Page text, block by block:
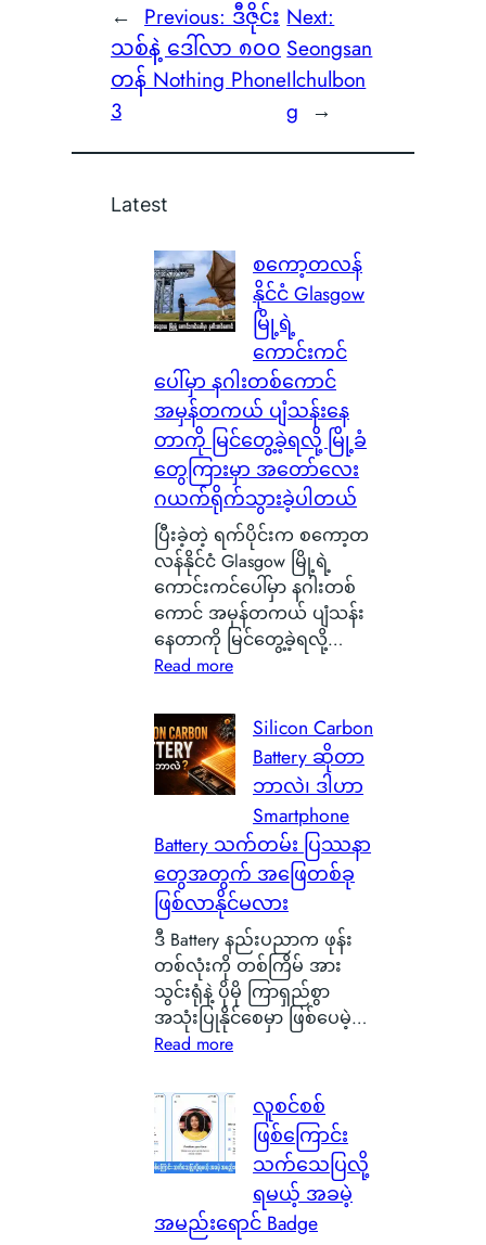
← Previous: ဒီဇိုင်း
သစ်နဲ့ ဒေါ်လာ ၈၀၀
တန် Nothing Phone
3
Next:
Seongsan
Ilchulbon
g →
Latest
စကော့တလန်
နိုင်ငံ Glasgow
မြို့ရဲ့
ကောင်းကင်
ပေါ်မှာ နဂါးတစ်ကောင်
အမှန်တကယ် ပျံသန်းနေ
တာကို မြင်တွေ့ခဲ့ရလို့ မြို့ခံ
တွေကြားမှာ အတော်လေး
ဂယက်ရိုက်သွားခဲ့ပါတယ်
ပြီးခဲ့တဲ့ ရက်ပိုင်းက စကော့တ
လန်နိုင်ငံ Glasgow မြို့ရဲ့
ကောင်းကင်ပေါ်မှာ နဂါးတစ်
ကောင် အမှန်တကယ် ပျံသန်း
နေတာကို မြင်တွေ့ခဲ့ရလို့…
Read more:
ကေ
ာ့
တ
လ
နို
င်
ငံ
G
l
a
s
g
o
မြို့
ရဲ့
ကေ
း
Silicon Carbon
Battery ဆိုတာ
ဘာလဲ၊ ဒါဟာ
Smartphone
Battery သက်တမ်း ပြဿနာ
တွေအတွက် အဖြေတစ်ခု
ဖြစ်လာနိုင်မလား
ဒီ Battery နည်းပညာက ဖုန်း
တစ်လုံးကို တစ်ကြိမ် အား
သွင်းရုံနဲ့ ပိုမို ကြာရှည်စွာ
အသုံးပြုနိုင်စေမှာ ဖြစ်ပေမဲ့…
Read more:
i
l
i
c
n
လူစင်စစ်
ဖြစ်ကြောင်း
သက်သေပြလို့
ရမယ့် အခမဲ့
အမည်းရောင် Badge